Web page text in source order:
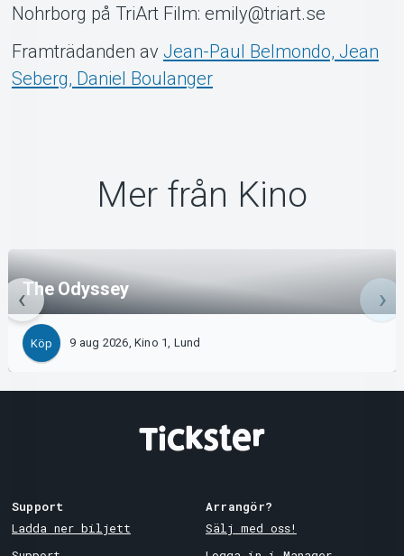
Nohrborg på TriArt Film: emily@triart.se
Framträdanden av Jean-Paul Belmondo, Jean
Seberg, Daniel Boulanger
Mer från Kino
The Odyssey
Köp 9 aug 2026, Kino 1, Lund
Support
Ladda ner biljett
Arrangör?
Sälj med oss!